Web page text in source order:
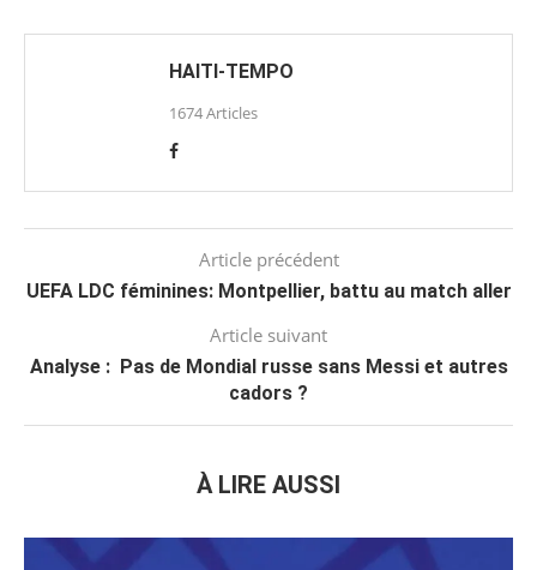
HAITI-TEMPO
1674 Articles
Article précédent
UEFA LDC féminines: Montpellier, battu au match aller
Article suivant
Analyse : Pas de Mondial russe sans Messi et autres
cadors ?
À LIRE AUSSI